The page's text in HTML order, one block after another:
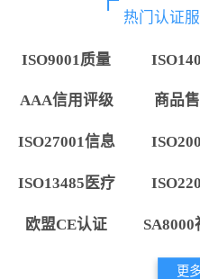
热门认证
ISO9001质量
AAA信用评级 商品
ISO27001信息
ISO13485医疗
欧盟CE认证
更